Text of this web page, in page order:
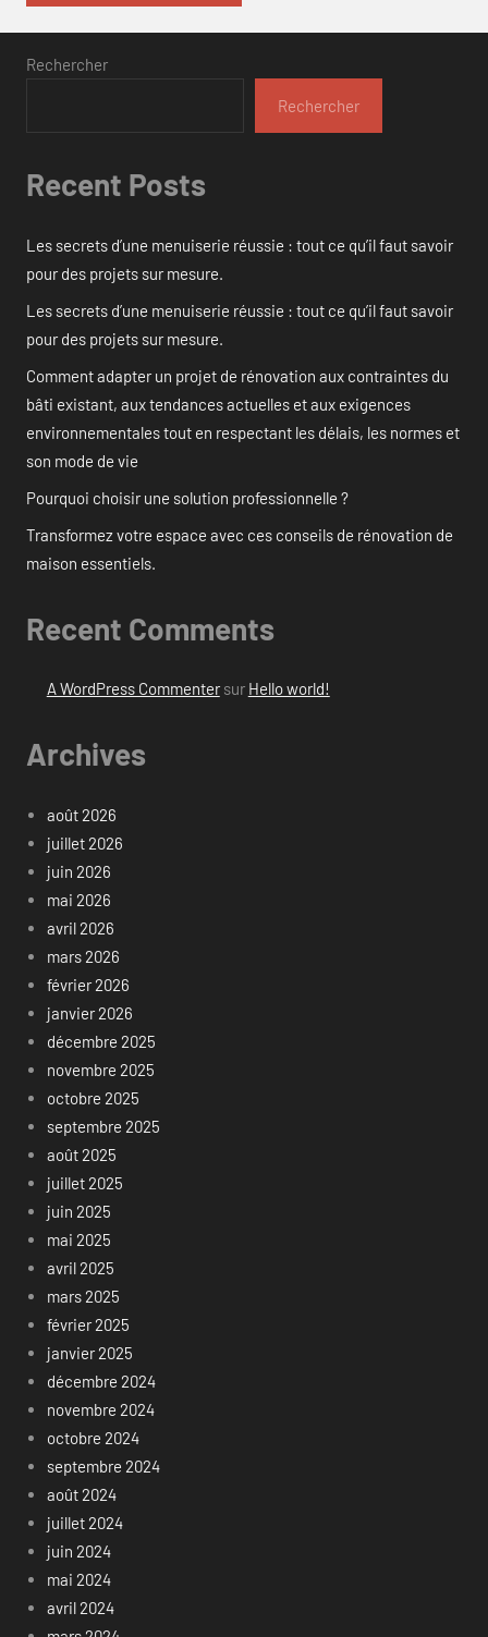
Rechercher
Rechercher
Recent Posts
Les secrets d’une menuiserie réussie : tout ce qu’il faut savoir
pour des projets sur mesure.
Les secrets d’une menuiserie réussie : tout ce qu’il faut savoir
pour des projets sur mesure.
Comment adapter un projet de rénovation aux contraintes du
bâti existant, aux tendances actuelles et aux exigences
environnementales tout en respectant les délais, les normes et
son mode de vie
Pourquoi choisir une solution professionnelle ?
Transformez votre espace avec ces conseils de rénovation de
maison essentiels.
Recent Comments
A WordPress Commentersur Hello world!
Archives
août 2026
juillet 2026
juin 2026
mai 2026
avril 2026
mars 2026
février 2026
janvier 2026
décembre 2025
novembre 2025
octobre 2025
septembre 2025
août 2025
juillet 2025
juin 2025
mai 2025
avril 2025
mars 2025
février 2025
janvier 2025
décembre 2024
novembre 2024
octobre 2024
septembre 2024
août 2024
juillet 2024
juin 2024
mai 2024
avril 2024